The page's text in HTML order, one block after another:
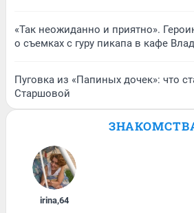
«Так неожиданно и приятно».
о съемках с гуру пикапа в кафе
Пуговка из «Папиных дочек»: что
Старшовой
irina,64